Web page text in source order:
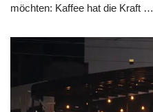
möchten: Kaffee hat die Kraft …